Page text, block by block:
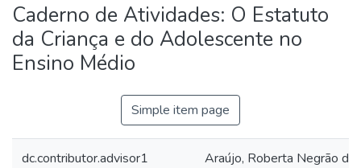
Statistics
Caderno de Atividades: O Estatuto
da Criança e do Adolescente no
Ensino Médio
Simple item page
dc.contributor.advisor1 Araújo, Roberta Negrão de